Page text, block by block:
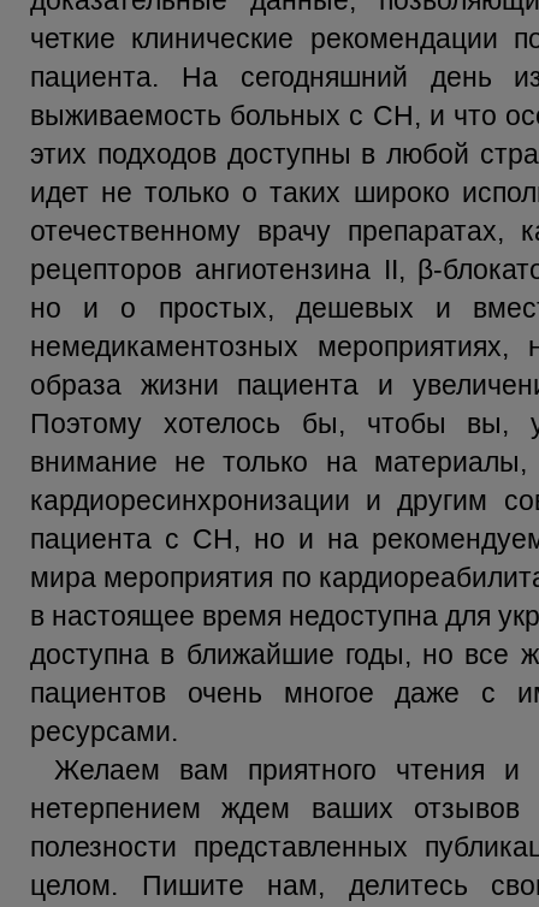
четкие клинические рекомендации
пациента. На сегодняшний день
выживаемость больных с СН, и что
этих подходов доступны в любой
идет не только о таких широко
отечественному врачу
рецепторов ангиотензина II, β-
но и о простых, дешевых и
немедикаментозных
образа жизни пациента и
Поэтому хотелось бы, чтобы вы,
внимание не только на
кардиоресинхронизации и другим
пациента с СН, но и на
мира мероприятия по
в настоящее время недоступна для
доступна в ближайшие годы, но
пациентов очень многое даже с
ресурсами.
Желаем вам приятного чтения
нетерпением ждем ваших отзывов
полезности представленных
целом. Пишите нам, делитесь